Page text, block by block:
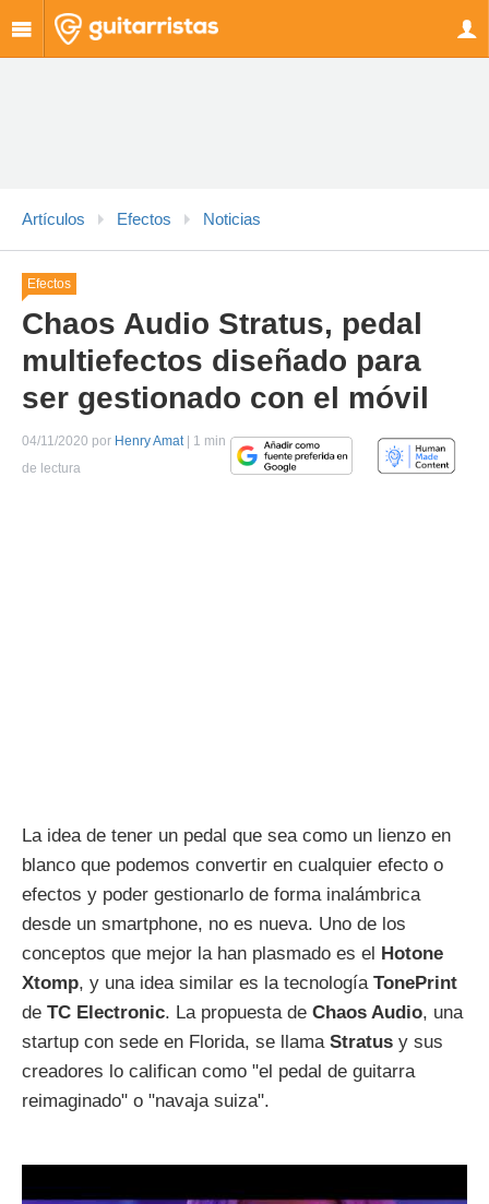
Artículos Efectos Noticias
Efectos
Chaos Audio Stratus, pedal
multiefectos diseñado para
ser gestionado con el móvil
04/11/2020 por Henry Amat| 1 min
de lectura
La idea de tener un pedal que sea como un lienzo en
blanco que podemos convertir en cualquier efecto o
efectos y poder gestionarlo de forma inalámbrica
desde un smartphone, no es nueva. Uno de los
conceptos que mejor la han plasmado es el Hotone
Xtomp, y una idea similar es la tecnología TonePrint
de TC Electronic. La propuesta de Chaos Audio, una
startup con sede en Florida, se llama Stratus y sus
creadores lo califican como "el pedal de guitarra
reimaginado" o "navaja suiza".